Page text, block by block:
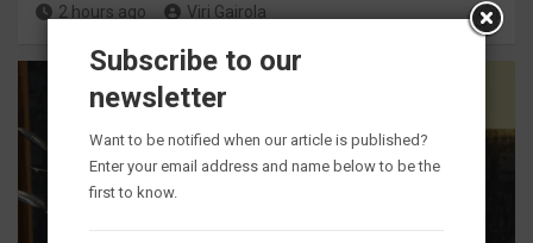
2 hours ago Viri Gairola
Subscribe to our
newsletter
Want to be notified when our article is published?
Enter your email address and name below to be the
first to know.